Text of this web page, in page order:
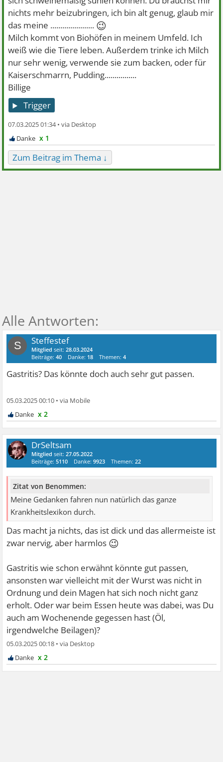
nichts mehr beizubringen, ich bin alt genug, glaub mir
das meine ...................... 😉
Milch kommt von Biohöfen in meinem Umfeld. Ich
weiß wie die Tiere leben. Außerdem trinke ich Milch
nur sehr wenig, verwende sie zum backen, oder für
Kaiserschmarrn, Pudding................
Billige
Trigger
07.03.2025 01:34 •
x 1
Zum Beitrag im Thema ↓
S Steffestef
Mitglied seit:28.03.2024
Beiträge:40 Danke: 18 Themen:4
Gastritis? Das könnte doch auch sehr gut passen.
05.03.2025 00:10 •
x 2
DrSeltsam
Mitglied seit:27.05.2022
Beiträge:5110 Danke:9923 Themen:22
Zitat von Benommen:
Meine Gedanken fahren nun natürlich das ganze
Krankheitslexikon durch.
Das macht ja nichts, das ist dick und das allermeiste ist
zwar nervig, aber harmlos 😉
Gastritis wie schon erwähnt könnte gut passen,
ansonsten war vielleicht mit der Wurst was nicht in
Ordnung und dein Magen hat sich noch nicht ganz
erholt. Oder war beim Essen heute was dabei, was Du
auch am Wochenende gegessen hast (Öl,
irgendwelche Beilagen)?
05.03.2025 00:18 •
x 2